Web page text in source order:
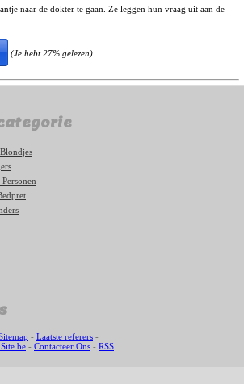
naar de dokter te gaan. Ze leggen hun vraag uit aan de
(Je hebt 27% gelezen)
- Laatste referers -
- Contacteer Ons - RSS